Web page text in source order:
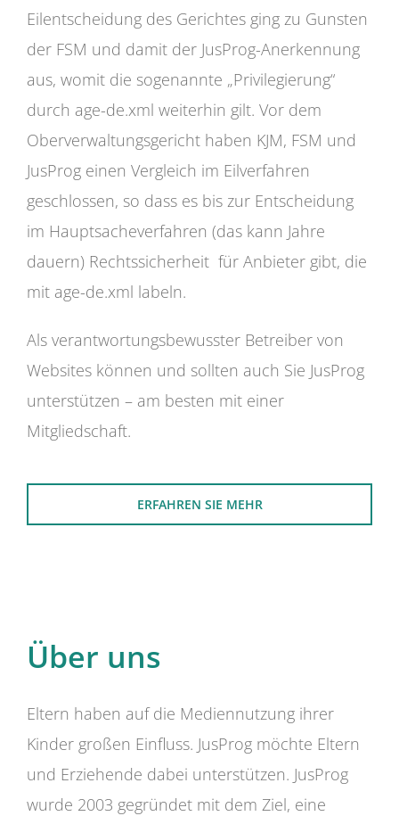
Eilentscheidung des Gerichtes ging zu Gunsten
der FSM und damit der JusProg-Anerkennung
aus, womit die sogenannte „Privilegierung“
durch age-de.xml weiterhin gilt. Vor dem
Oberverwaltungsgericht haben KJM, FSM und
JusProg einen Vergleich im Eilverfahren
geschlossen, so dass es bis zur Entscheidung
im Hauptsacheverfahren (das kann Jahre
dauern) Rechtssicherheit für Anbieter gibt, die
mit age-de.xml labeln.
Als verantwortungsbewusster Betreiber von
Websites können und sollten auch Sie JusProg
unterstützen – am besten mit einer
Mitgliedschaft.
ERFAHREN SIE MEHR
Über uns
Eltern haben auf die Mediennutzung ihrer
Kinder großen Einfluss. JusProg möchte Eltern
und Erziehende dabei unterstützen. JusProg
wurde 2003 gegründet mit dem Ziel, eine